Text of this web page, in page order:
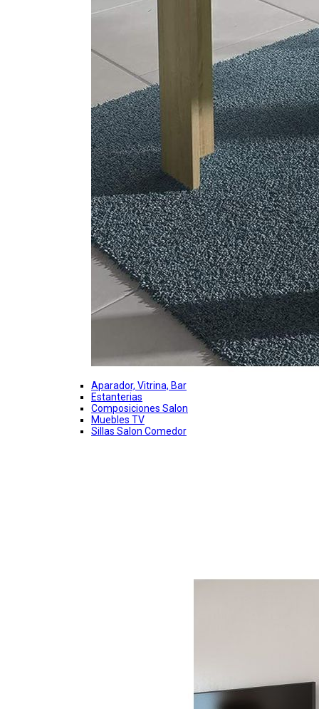
Aparador, Vitrina, Bar
Estanterias
Composiciones Salon
Muebles TV
Sillas Salon Comedor